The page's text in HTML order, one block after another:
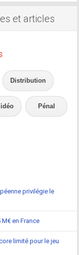
et articles
Distribution
Pénal
privilégie le
en France
limité pour le jeu